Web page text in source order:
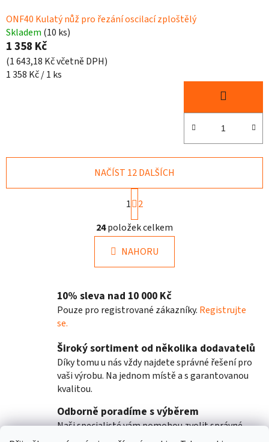
ONF40 Kulatý nůž pro řezání oscilací zploštělý
Skladem (10 ks)
1 358 Kč
(1 643,18 Kč včetně DPH)
Měrná
1 358 Kč / 1 ks
O
v
l
á
d
c
í
v
k
y
p
i
NAČÍST 12 DALŠÍCH
S
t
r
á
n
k
n
í
1
2
24položek celkem
NAHORU
10% sleva nad 10 000 Kč
Pouze pro registrované zákazníky. Registrujte
se.
Široký sortiment od několika dodavatelů
Díky tomu u nás vždy najdete správné řešení pro
vaši výrobu. Na jednom místě a s garantovanou
kvalitou.
Odborně poradíme s výběrem
Naši specialisté vám pomohou zvolit správné
řešení přesně podle vaší aplikace, materiálu a